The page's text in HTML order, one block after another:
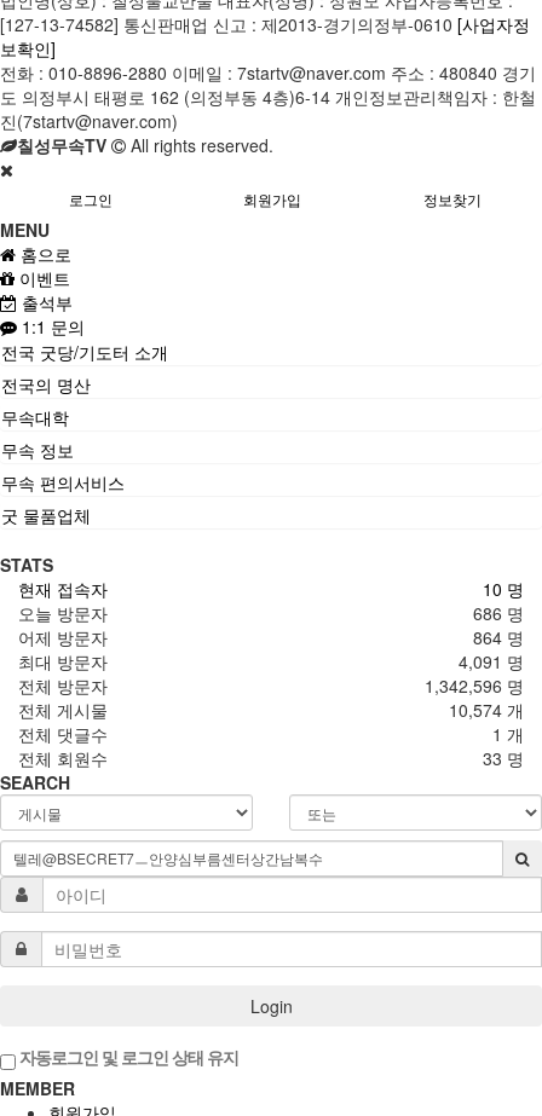
[127-13-74582] 통신판매업 신고 : 제2013-경기의정부-0610 [사업자정
보확인]
전화 : 010-8896-2880 이메일 : 7startv@naver.com 주소 : 480840 경기
도 의정부시 태평로 162 (의정부동 4층)6-14 개인정보관리책임자 : 한철
진(7startv@naver.com)
칠성무속TV
All rights reserved.
로그인 회원가입 정보찾기
MENU
홈으로
이벤트
출석부
1:1 문의
전국 굿당/기도터 소개
전국의 명산
무속대학
무속 정보
무속 편의서비스
굿 물품업체
STATS
10 명
현재 접속자
686 명
오늘 방문자
864 명
어제 방문자
4,091 명
최대 방문자
1,342,596 명
전체 방문자
10,574 개
전체 게시물
1 개
전체 댓글수
33 명
전체 회원수
SEARCH
Login
자동로그인 및 로그인 상태 유지
MEMBER